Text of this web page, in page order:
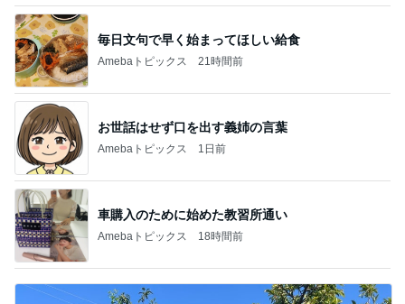
毎日文句で早く始まってほしい給食
Amebaトピックス 21時間前
お世話はせず口を出す義姉の言葉
Amebaトピックス 1日前
車購入のために始めた教習所通い
Amebaトピックス 18時間前